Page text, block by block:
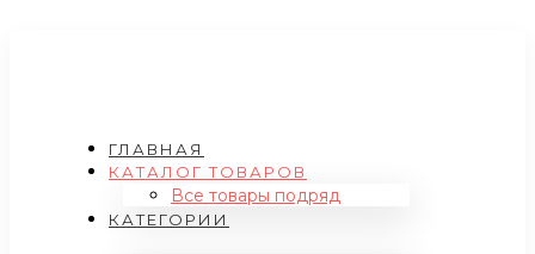
ГЛАВНАЯ
КАТАЛОГ ТОВАРОВ
Все товары подряд
КАТЕГОРИИ